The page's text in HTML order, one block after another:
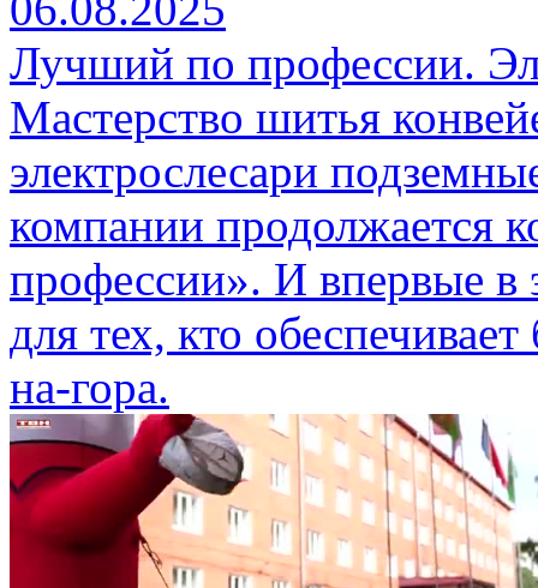
Лучший по профессии.
Мастерство шитья
электрослесари
компании продолжается
профессии». И впервые в
для тех, кто
на-гора.